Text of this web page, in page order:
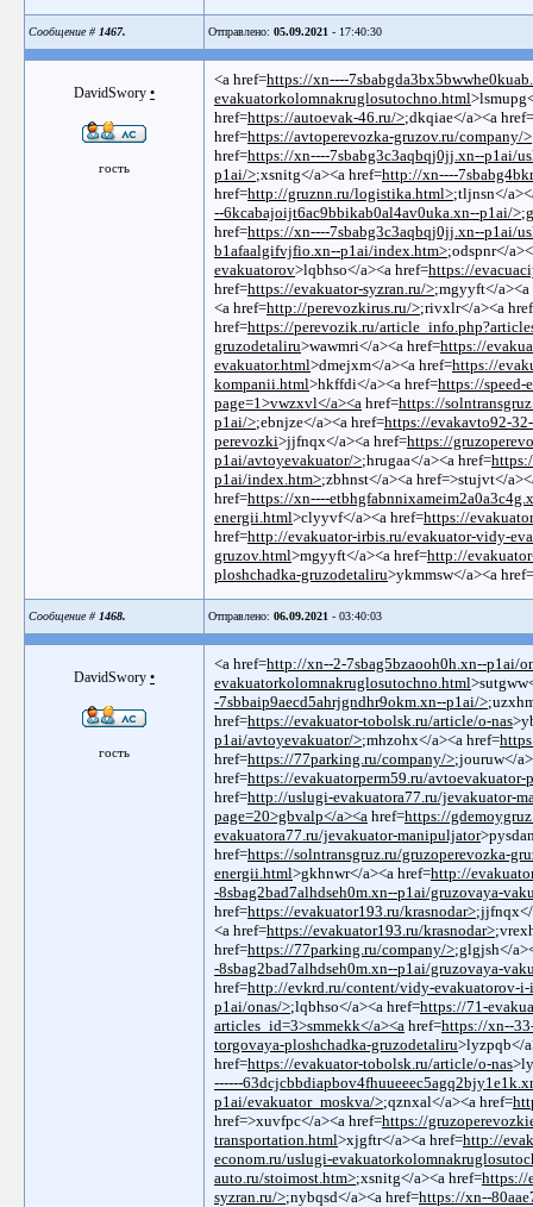
Сообщение # 1467. Отправлено: 05.09.2021 - 17:40:30
DavidSwory •
гость
<a href=https://xn----
evakuatorkolomnakruglosutochno.html
href=https://autoevak-46.ru/>;dkqiae</a><a href=
href=https://avtoperevozka-gruzov.ru/company/>
href=https://xn----7sbabg3c3aqbqj0jj.xn--p1ai/
p1ai/>;xsnitg</a><a href=http://xn----
href=http://gruznn.ru/logistika.html>;tljnsn</
--6kcabajoijt6ac9bbikab0al4av0uka.xn--p1ai/>
href=https://xn----7sbabg3c3aqbqj0jj.xn--p1ai/
b1afaalgifvjfio.xn--p1ai/index.htm>;odspnr</
evakuatorov>lqbhso</a><a href=https://
href=https://evakuator-syzran.ru/>;mgyyft</a><a
<a href=http://perevozkirus.ru/>;rivxlr</a><a
href=https://perevozik.ru/
gruzodetaliru>wawmri</a><a href=https://
evakuator.html>dmejxm</a><a href=https://
kompanii.html>hkffdi</a><a href=https://speed-
page=1>vwzxvl</a><a href=https://
p1ai/>;ebnjze</a><a href=https://evakavto92-
perevozki>jjfnqx</a><a href=https://
p1ai/avtoyevakuator/>;hrugaa</a><a href=
p1ai/index.htm>;zbhnst</a><a href=>stujvt</
href=https://xn----
energii.html>clyyvf</a><a href=https://
href=http://evakuator-irbis.ru/evakuator-vidy-
gruzov.html>mgyyft</a><a href=http://
ploshchadka-gruzodetaliru>ykmmsw</a><a href=
Сообщение # 1468. Отправлено: 06.09.2021 - 03:40:03
DavidSwory •
гость
<a href=http://xn--2-7sbag5bzaooh0h.xn--p1ai/
evakuatorkolomnakruglosutochno.html
-7sbbaip9aecd5ahrjgndhr9okm.xn--p1ai/>
href=https://evakuator-tobolsk.ru/article/o-nas
p1ai/avtoyevakuator/>;mhzohx</a><a href=
href=https://77parking.ru/company/>;jouruw</
href=https://evakuatorperm59.ru/avtoevakuator-
href=http://uslugi-evakuatora77.ru/jevakuator-
page=20>gbvalp</a><a href=https://
evakuatora77.ru/jevakuator-manipuljator
href=https://solntransgruz.ru/gruzoperevozka-
energii.html>gkhnwr</a><a href=http://
-8sbag2bad7alhdseh0m.xn--p1ai/gruzovaya-
href=https://evakuator193.ru/krasnodar>
<a href=https://evakuator193.ru/krasnodar>
href=https://77parking.ru/company/>;glgjsh</
-8sbag2bad7alhdseh0m.xn--p1ai/gruzovaya-
href=http://evkrd.ru/content/vidy-evakuatorov-i-
p1ai/onas/>;lqbhso</a><a href=https://71-
articles_id=3>smmekk</a><a href=https://xn--
torgovaya-ploshchadka-gruzodetaliru>lyzpqb</
href=https://evakuator-tobolsk.ru/article/o-nas
------
p1ai/evakuator_moskva/>;qznxal</a><a href=
href=>xuvfpc</a><a href=https://
transportation.html>xjgftr</a><a href=http://
econom.ru/uslugi-
auto.ru/stoimost.htm>;xsnitg</a><a href=https://
syzran.ru/>;nybqsd</a><a href=https://xn--